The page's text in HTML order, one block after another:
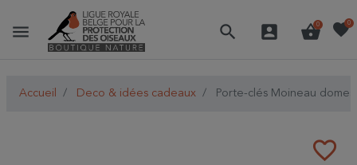
menu search account_box shopping_basket
0 favorite0
Accueil Deco & idées cadeaux Porte-clés Moineau
favorite_border